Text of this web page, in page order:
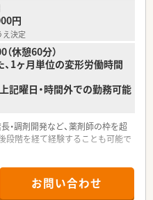
円
え決定
休憩60分）
1ヶ月単位の変形労働時間
記曜日・時間外での勤務可能
・調剤開発など、薬剤師の枠を超
段階を経て経験することも可能で
お問い合わせ